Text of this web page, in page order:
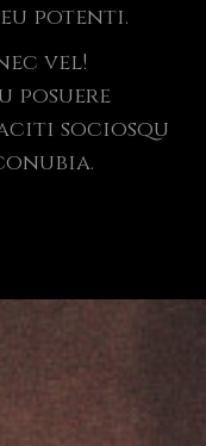
potenti.
vel!
posuere
sociosqu